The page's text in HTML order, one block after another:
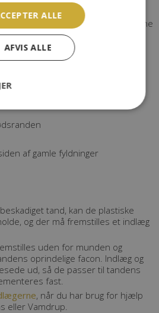
ved at holde tænderne helt rene
spyt i munden og derved let
være med til at forebygge
så stærkt som plast og derfor
huller i tænderne på
glasionomercement velegnet til
af gamle fyldninger
tand, kan de plastiske
og der må fremstilles et indlæg
uden for munden og
oprindelige facon. Indlæg og
ud, så de passer til tandens
fast.
, når du har brug for hjælp
eller Vamdrup.
ALLE
AFVIS ALLE